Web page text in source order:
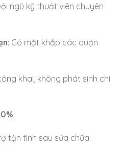
ngũ kỹ thuật viên chuyên
: Có mặt khắp các quận
khai, không phát sinh chi
.
tận tình sau sửa chữa.